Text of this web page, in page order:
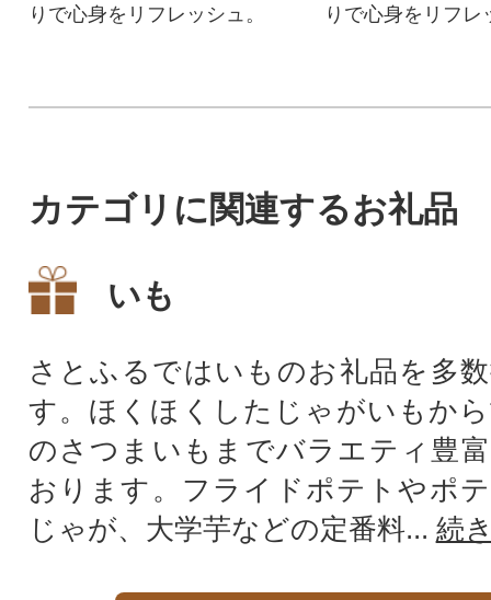
りで心身をリフレッシュ。
りで心身をリフレ
カテゴリに関連するお礼品
いも
さとふるではいものお礼品を多
す。ほくほくしたじゃがいもか
のさつまいもまでバラエティ豊
おります。フライドポテトやポ
じゃが、大学芋などの定番料... 続